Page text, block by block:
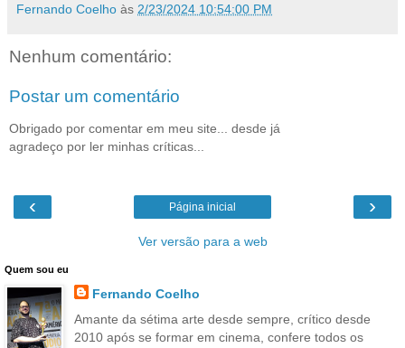
Fernando Coelho às 2/23/2024 10:54:00 PM
Nenhum comentário:
Postar um comentário
Obrigado por comentar em meu site... desde já
agradeço por ler minhas críticas...
‹ ›
Página inicial
Ver versão para a web
Quem sou eu
Fernando Coelho
Amante da sétima arte desde sempre, crítico desde
2010 após se formar em cinema, confere todos os